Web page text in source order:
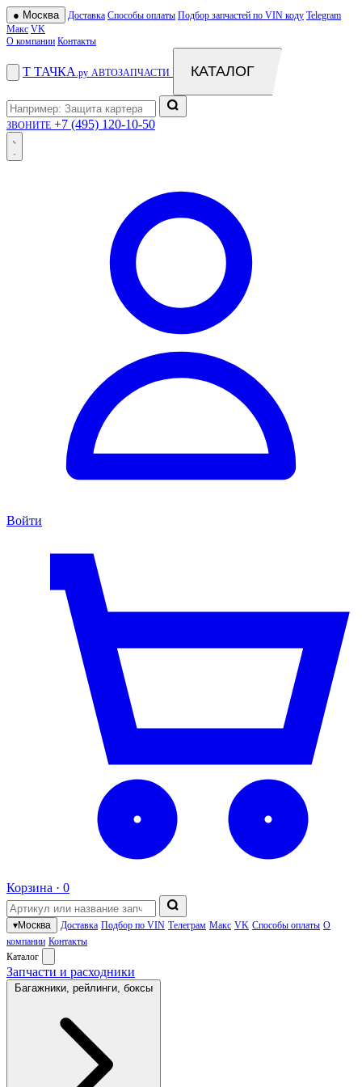
● Москва Доставка Способы оплаты Подбор запчастей по VIN коду Telegram
Макс VK
О компании Контакты
Т ТАЧКА .ру АВТОЗАПЧАСТИ КАТАЛОГ
ЗВОНИТЕ +7 (495) 120-10-50
Войти
Корзина · 0
▾Москва Доставка Подбор по VIN Телеграм Макс VK Способы оплаты О
компании Контакты
Каталог
Запчасти и расходники
Багажники, рейлинги, боксы